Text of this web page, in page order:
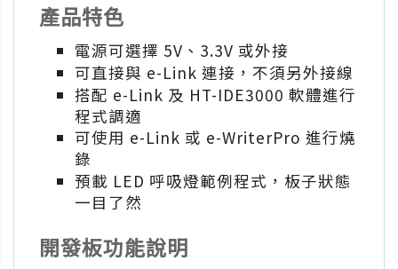
產品特色
電源可選擇 5V、3.3V 或外接
可直接與 e-Link 連接，不須另外接線
搭配 e-Link 及 HT-IDE3000 軟體進行
程式調適
可使用 e-Link 或 e-WriterPro 進行燒
錄
預載 LED 呼吸燈範例程式，板子狀態
一目了然
開發板功能說明